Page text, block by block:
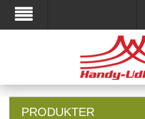
PRODUKTER